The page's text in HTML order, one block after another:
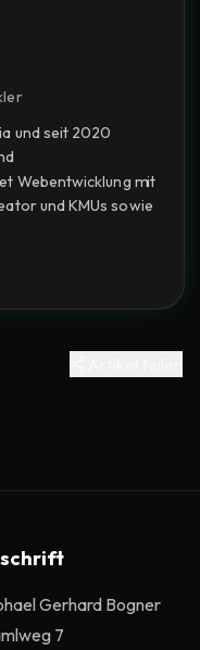
und seit 2020
Webentwicklung mit
und KMUs sowie
Gerhard Bogner
7